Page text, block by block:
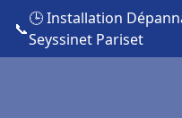
📞
🕒 Installation
Seyssinet Pariset